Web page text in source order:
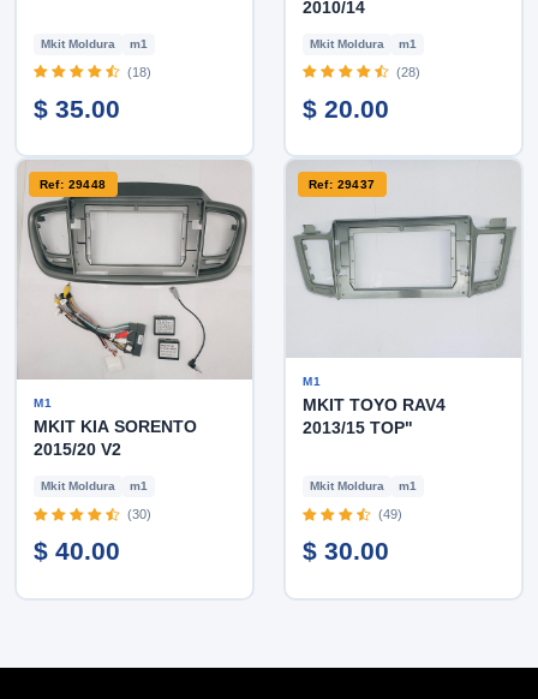
Mkit Moldura m1
(18)
$ 35.00
2010/14
Mkit Moldura m1
(28)
$ 20.00
Ref: 29448
M1
MKIT KIA SORENTO
2015/20 V2
Mkit Moldura m1
(30)
$ 40.00
Ref: 29437
M1
MKIT TOYO RAV4
2013/15 TOP"
Mkit Moldura m1
(49)
$ 30.00